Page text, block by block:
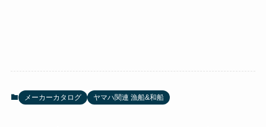
メーカーカタログ ヤマハ関連 漁船&和船